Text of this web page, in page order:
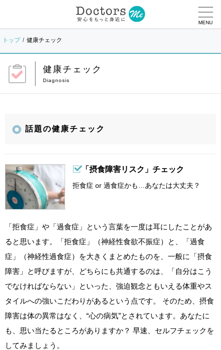
MENU
トップ 健康チェック
健康チェック
話題の健康チェック
「摂食障害リスク」チェック
拒食症 or 過食症かも…あなたは大丈夫？
「拒食症」や「過食症」という言葉を一度は耳にしたことがあ
ると思います。「拒食症」（神経性食欲不振症）と、「過食
症」（神経性過食症）を大きくまとめたものを、一般に「摂食
障害」と呼びますが、どちらにも共通するのは、「自分はこう
でなければならない」といった、強迫観念ともいえる体重やス
タイルへの強いこだわりがあるという点です。 そのため、摂食
障害は体の異常はなく、“心の病気”とされています。あなたに
も、思い当たるところがありますか？ 早速、セルフチェックを
してみましょう。